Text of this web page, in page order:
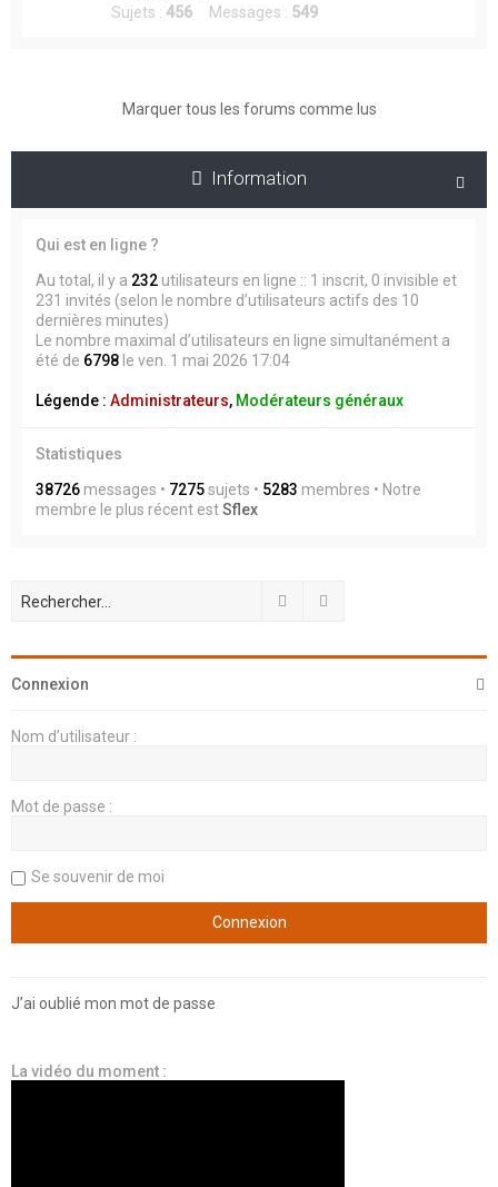
Sujets : 456 Messages : 549
Marquer tous les forums comme lus
Information
Qui est en ligne ?
Au total, il y a 232 utilisateurs en ligne :: 1 inscrit, 0 invisible et
231 invités (selon le nombre d’utilisateurs actifs des 10
dernières minutes)
Le nombre maximal d’utilisateurs en ligne simultanément a
été de 6798 le ven. 1 mai 2026 17:04
Légende : Administrateurs, Modérateurs généraux
Statistiques
38726 messages • 7275sujets • 5283 membres • Notre
membre le plus récent estSflex
Rechercher
Connexion
Nom d’utilisateur :
Mot de passe :
Se souvenir de moi
J’ai oublié mon mot de passe
La vidéo du moment :